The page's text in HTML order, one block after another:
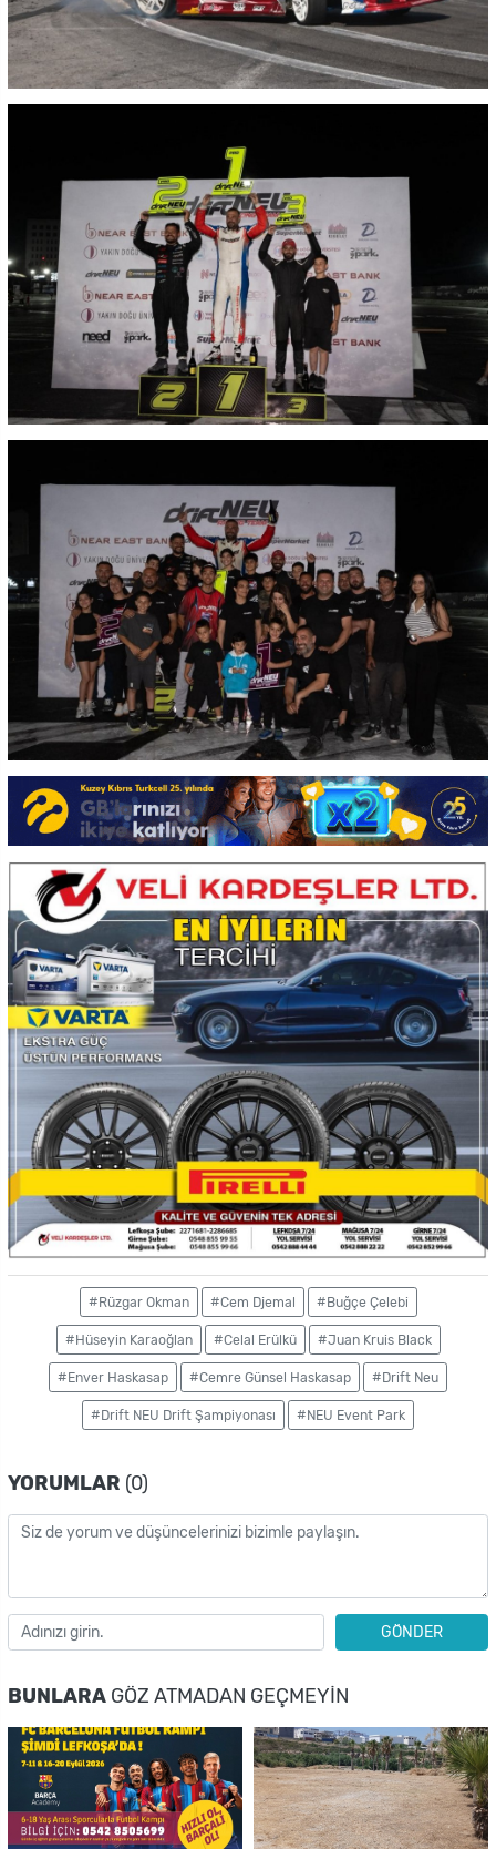
#Rüzgar Okman #Cem Djemal #Buğçe Çelebi
#Hüseyin Karaoğlan #Celal Erülkü #Juan Kruis Black
#Enver Haskasap #Cemre Günsel Haskasap #Drift Neu
#Drift NEU Drift Şampiyonası #NEU Event Park
YORUMLAR (0)
GÖNDER
BUNLARA GÖZ ATMADAN GEÇMEYIN